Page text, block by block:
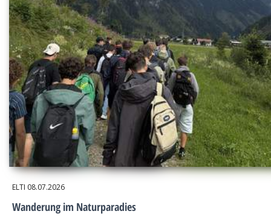
ELTI 08.07.2026
Wanderung im Naturparadies